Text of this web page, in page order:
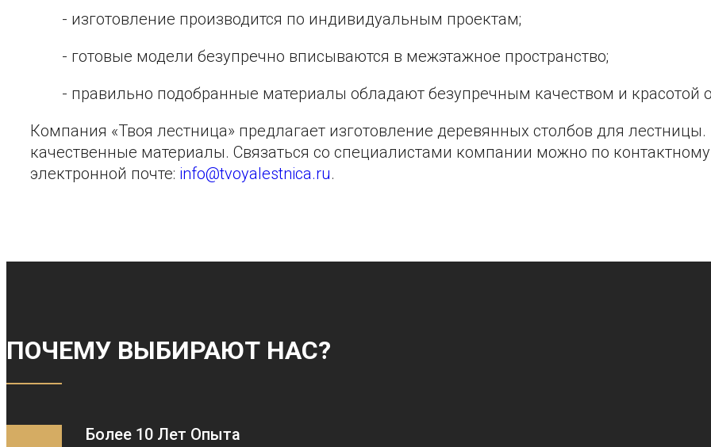
- изготовление производится по индивидуальным проектам;
- готовые модели безупречно вписываются в межэтажное пространство;
- правильно подобранные материалы обладают безупречным качеством и красотой
Компания «Твоя лестница» предлагает изготовление деревянных столбов для
качественные материалы. Связаться со специалистами компании можно по
электронной почте: info@tvoyalestnica.ru.
ПОЧЕМУ ВЫБИРАЮТ НАС?
Более 10 Лет Опыта